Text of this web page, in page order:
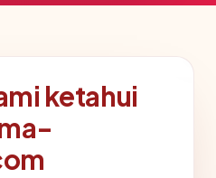
ketahui